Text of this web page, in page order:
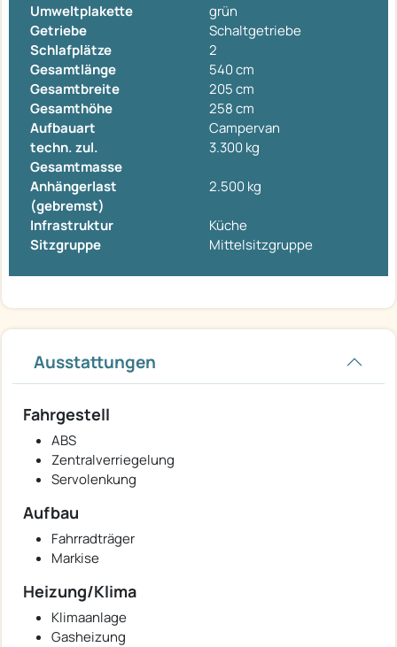
Umweltplakette
grün
Getriebe
Schaltgetriebe
Schlafplätze
2
Gesamtlänge
540 cm
Gesamtbreite
205 cm
Gesamthöhe
258 cm
Aufbauart
Campervan
techn. zul.
Gesamtmasse
3.300 kg
Anhängerlast
(gebremst)
2.500 kg
Infrastruktur
Küche
Sitzgruppe
Mittelsitzgruppe
Ausstattungen
Fahrgestell
ABS
Zentralverriegelung
Servolenkung
Aufbau
Fahrradträger
Markise
Heizung/Klima
Klimaanlage
Gasheizung